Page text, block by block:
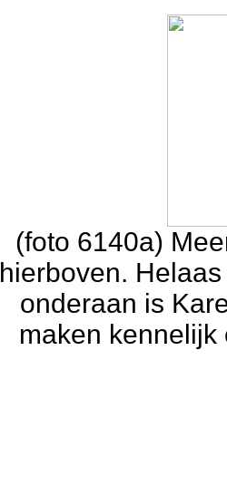
(foto 6140a)
hierboven.
onderaan is
maken